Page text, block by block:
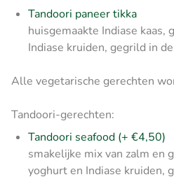
Tandoori paneer tikka
huisgemaakte Indiase kaas,
Indiase kruiden, gegrild in
Alle vegetarische gerechten
Tandoori-gerechten:
Tandoori seafood (+ €4,50)
smakelijke mix van zalm en
yoghurt en Indiase kruiden,